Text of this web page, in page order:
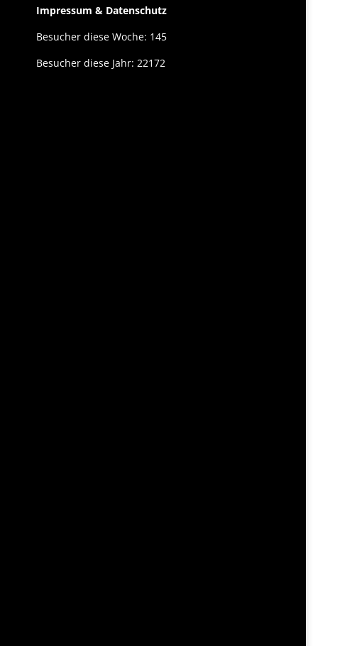
Impressum & Datenschutz
Besucher diese Woche: 145
Besucher diese Jahr: 22172